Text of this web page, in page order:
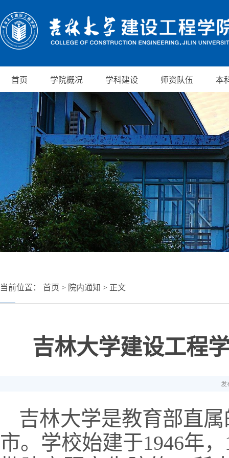
首页 学院概况 学科建设 师资队伍 本
当前位置： 首页 > 院内通知 > 正文
吉林大学建设工程
发
吉林大学是教育部直
市。学校始建于1946年